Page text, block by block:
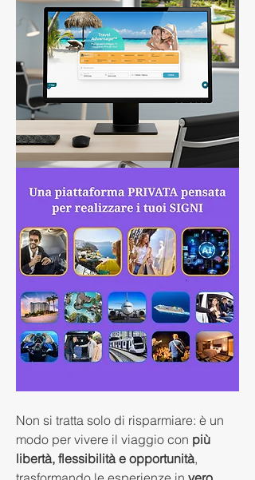
Non si tratta solo di risparmiare: è un
modo per vivere il viaggio con più
libertà, flessibilità e opportunità,